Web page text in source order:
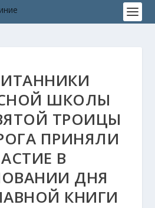
ШКОЛЫ
ТРОИЦЫ
ПРИНЯЛИ
В
ДНЯ
КНИГИ